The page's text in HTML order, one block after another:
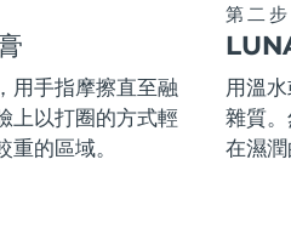
用手指摩擦直至融
上以打圈的方式輕
的區域。
第二步
用溫
雜質
在濕